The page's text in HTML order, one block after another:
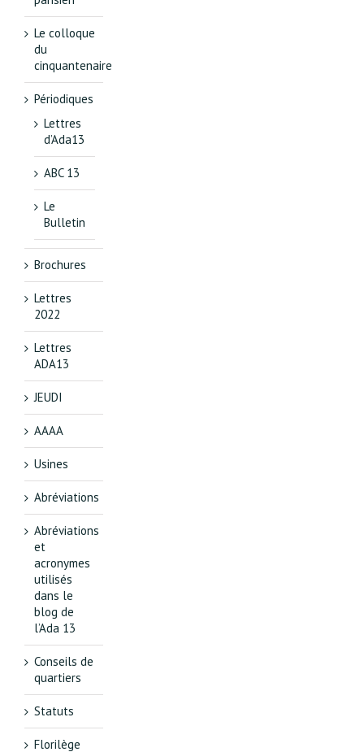
Le colloque
du
cinquantenaire
Périodiques
Lettres
d’Ada13
ABC 13
Le
Bulletin
Brochures
Lettres
2022
Lettres
ADA13
JEUDI
AAAA
Usines
Abréviations
Abréviations
et
acronymes
utilisés
dans le
blog de
l’Ada 13
Conseils de
quartiers
Statuts
Florilège